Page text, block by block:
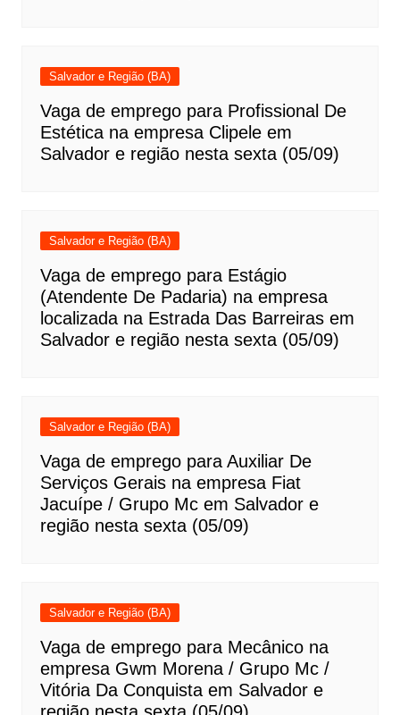
Salvador e Região (BA)
Vaga de emprego para Profissional De
Estética na empresa Clipele em
Salvador e região nesta sexta (05/09)
Salvador e Região (BA)
Vaga de emprego para Estágio
(Atendente De Padaria) na empresa
localizada na Estrada Das Barreiras em
Salvador e região nesta sexta (05/09)
Salvador e Região (BA)
Vaga de emprego para Auxiliar De
Serviços Gerais na empresa Fiat
Jacuípe / Grupo Mc em Salvador e
região nesta sexta (05/09)
Salvador e Região (BA)
Vaga de emprego para Mecânico na
empresa Gwm Morena / Grupo Mc /
Vitória Da Conquista em Salvador e